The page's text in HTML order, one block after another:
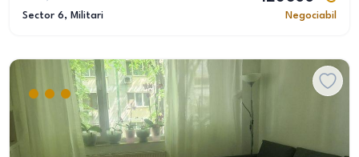
Sector 6, Militari Negociabil